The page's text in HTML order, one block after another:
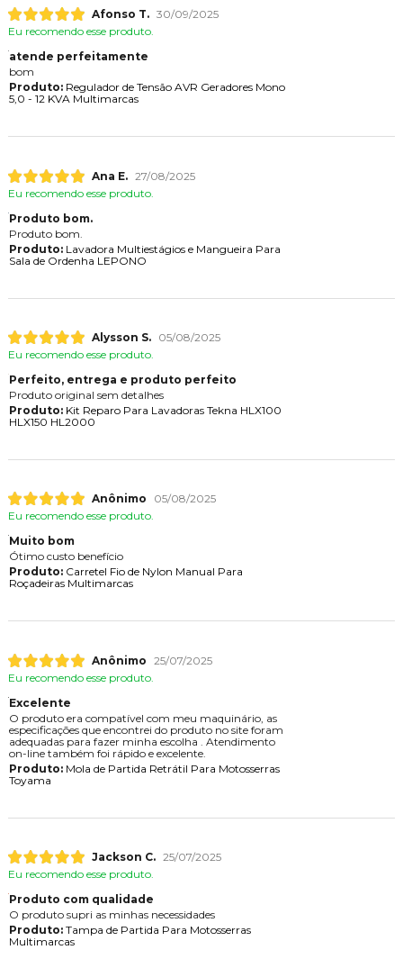
Afonso T. 30/09/2025
Eu recomendo esse produto.
atende perfeitamente
bom
Produto:Regulador de Tensão AVR Geradores Mono
5,0 - 12 KVA Multimarcas
Ana E. 27/08/2025
Eu recomendo esse produto.
Produto bom.
Produto bom.
Produto:Lavadora Multiestágios e Mangueira Para
Sala de Ordenha LEPONO
Alysson S.
05/08/2025
Eu recomendo esse produto.
Perfeito, entrega e produto perfeito
Produto original sem detalhes
Produto:Kit Reparo Para Lavadoras Tekna HLX100
HLX150 HL2000
Anônimo
05/08/2025
Eu recomendo esse produto.
Muito bom
Ótimo custo benefício
Produto:Carretel Fio de Nylon Manual Para
Roçadeiras Multimarcas
Anônimo 25/07/2025
Eu recomendo esse produto.
Excelente
O produto era compatível com meu maquinário, as
especificações que encontrei do produto no site foram
adequadas para fazer minha escolha . Atendimento
on-line também foi rápido e excelente.
Produto:Mola de Partida Retrátil Para Motosserras
Toyama
Jackson C. 25/07/2025
Eu recomendo esse produto.
Produto com qualidade
O produto supri as minhas necessidades
Produto:Tampa de Partida Para Motosserras
Multimarcas